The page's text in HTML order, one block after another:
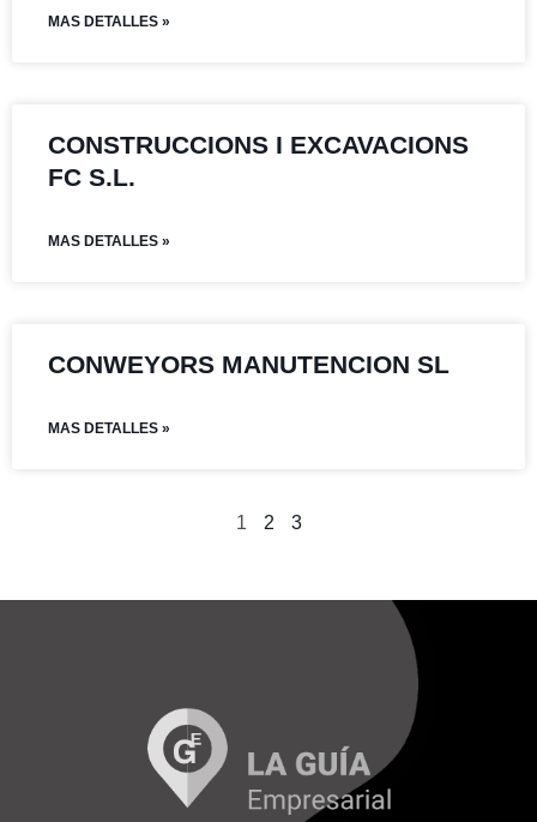
MAS DETALLES »
CONSTRUCCIONS I EXCAVACIONS
FC S.L.
MAS DETALLES »
CONWEYORS MANUTENCION SL
MAS DETALLES »
1 2 3